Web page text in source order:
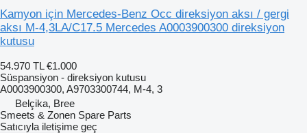
Kamyon için Mercedes-Benz Occ direksiyon aksı / gergi
aksı M-4,3LA/C17.5 Mercedes A0003900300 direksiyon
kutusu
54.970 TL €1.000
Süspansiyon - direksiyon kutusu
A0003900300, A9703300744, M-4, 3
Belçika, Bree
Smeets & Zonen Spare Parts
Satıcıyla iletişime geç